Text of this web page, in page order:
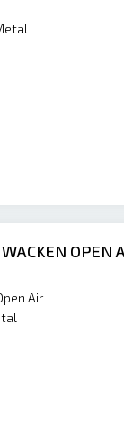
OPEN
Air